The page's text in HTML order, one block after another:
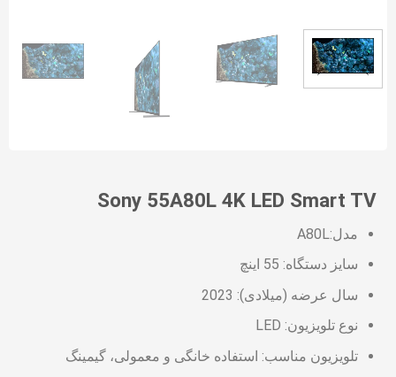
Sony 55A80L 4K LED Smart TV
مدل:A80L
سایز دستگاه: 55 اینچ
سال عرضه (میلادی): 2023
نوع تلویزیون: LED
تلویزیون مناسب: استفاده خانگی و معمولی، گیمینگ